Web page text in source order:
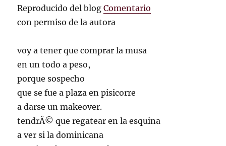
Reproducido del blogComentario
con permiso de la autora
voy a tener que comprar la musa
en un todo a peso,
porque sospecho
que se fue a plaza en pisicorre
a darse un makeover.
tendrÃ© que regatear en la esquina
a ver si la dominicana